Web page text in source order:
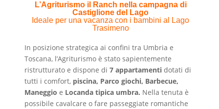
L’Agriturismo il Ranch nella campagna di
Castiglione del Lago
Ideale per una vacanza con i bambini al Lago
Trasimeno
In posizione strategica ai confini tra Umbria e
Toscana, l’Agriturismo è stato sapientemente
ristrutturato e dispone di 7 appartamentidotati di
tutti i comfort, piscina, Parco giochi, Barbecue,
Maneggio e Locanda tipica umbra. Nella tenuta è
possibile cavalcare o fare passeggiate romantiche